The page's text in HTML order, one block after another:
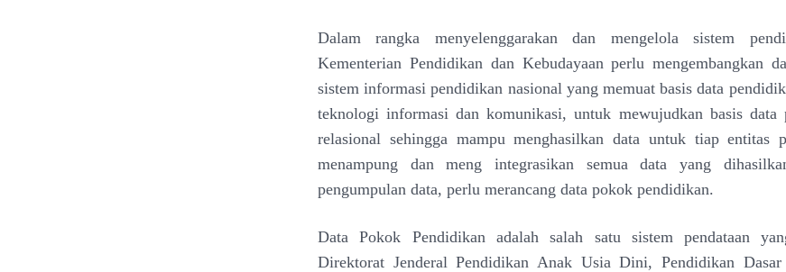
Dalam rangka menyelenggarakan dan mengelola sistem
Kementerian Pendidikan dan Kebudayaan perlu mengembangkan
sistem informasi pendidikan nasional yang memuat basis data
teknologi informasi dan komunikasi, untuk mewujudkan basis data
relasional sehingga mampu menghasilkan data untuk tiap entitas
menampung dan meng integrasikan semua data yang
pengumpulan data, perlu merancang data pokok pendidikan.
Data Pokok Pendidikan adalah salah satu sistem pendataan
Direktorat Jenderal Pendidikan Anak Usia Dini, Pendidikan